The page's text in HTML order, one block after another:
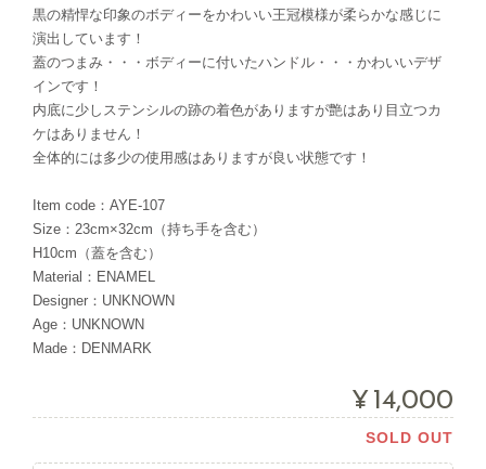
黒の精悍な印象のボディーをかわいい王冠模様が柔らかな感じに
演出しています！
蓋のつまみ・・・ボディーに付いたハンドル・・・かわいいデザ
インです！
内底に少しステンシルの跡の着色がありますが艶はあり目立つカ
ケはありません！
全体的には多少の使用感はありますが良い状態です！
Item code：AYE-107
Size：23cm×32cm（持ち手を含む）
H10cm（蓋を含む）
Material：ENAMEL
Designer：UNKNOWN
Age：UNKNOWN
Made：DENMARK
¥14,000
SOLD OUT